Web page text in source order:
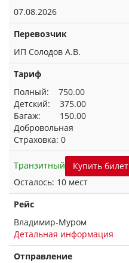
07.08.2026
Перевозчик
ИП Солодов А.В.
Тариф
Полный: 750.00
Детский: 375.00
Багаж: 150.00
Добровольная
Страховка: 0
Транзитный
Купить билет
Осталось: 10 мест
Рейс
Владимир-Муром
Детальная информация
Отправление